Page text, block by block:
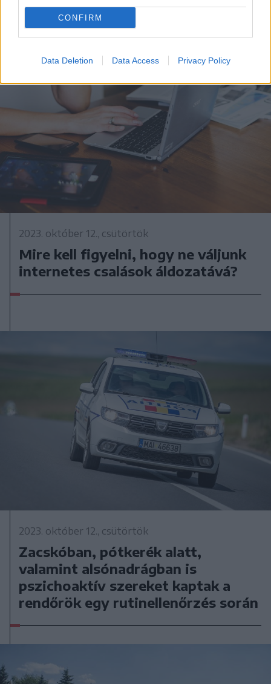
CONFIRM
Data Deletion Data Access Privacy Policy
2023. október 12., csütörtök
Mire kell figyelni, hogy ne váljunk
internetes csalások áldozatává?
2023. október 12., csütörtök
Zacskóban, pótkerék alatt,
valamint alsónadrágban is
pszichoaktív szereket kaptak a
rendőrök egy rutinellenőrzés során